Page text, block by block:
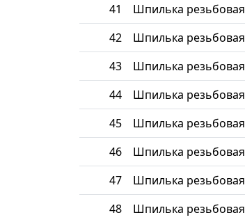
41 Шпилька
42 Шпилька
43 Шпилька
44 Шпилька
45 Шпилька
46 Шпилька
47 Шпилька
48 Шпилька